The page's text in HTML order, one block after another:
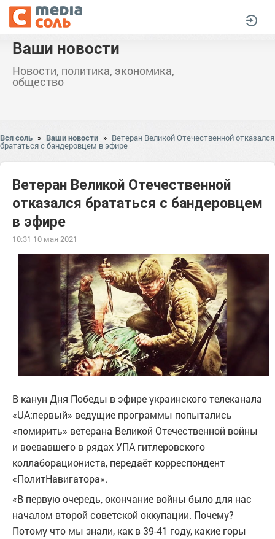
Ваши новости
Новости, политика, экономика,
общество
Вся соль » Ваши новости » Ветеран Великой Отечественной отказался
брататься с бандеровцем в эфире
Ветеран Великой Отечественной
отказался брататься с бандеровцем
в эфире
10:31 10 мая 2021
В канун Дня Победы в эфире украинского телеканала
«UA:первый» ведущие программы попытались
«помирить» ветерана Великой Отечественной войны
и воевавшего в рядах УПА гитлеровского
коллаборациониста, передаёт корреспондент
«ПолитНавигатора».
«В первую очередь, окончание войны было для нас
началом второй советской оккупации. Почему?
Потому что мы знали, как в 39-41 году, какие горы